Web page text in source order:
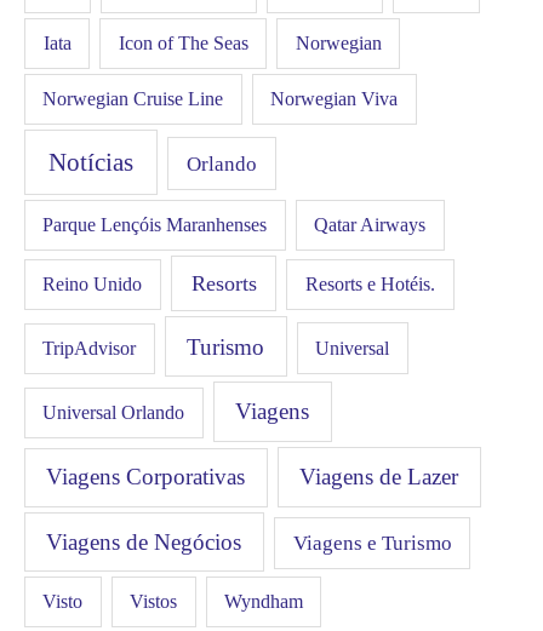
Iata Icon of The Seas Norwegian
Norwegian Cruise Line Norwegian Viva
Notícias Orlando
Parque Lençóis Maranhenses Qatar Airways
Reino Unido Resorts Resorts e Hotéis.
TripAdvisor Turismo Universal
Universal Orlando Viagens
Viagens Corporativas Viagens de Lazer
Viagens de Negócios Viagens e Turismo
Visto Vistos Wyndham